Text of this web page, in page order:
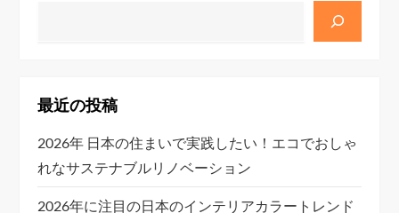
最近の投稿
2026年 日本の住まいで実践したい！エコでおしゃ
れなサステナブルリノベーション
2026年に注目の日本のインテリアカラートレンド